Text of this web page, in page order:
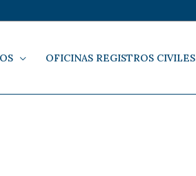
OFICINAS REGISTROS CIVILES